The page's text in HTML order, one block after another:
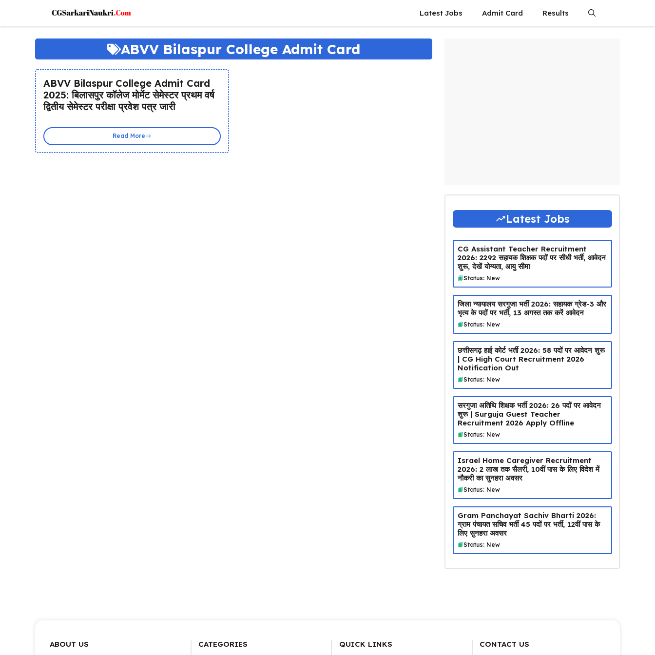
content
Latest Jobs Admit Card Results
ABVV Bilaspur College Admit Card
ABVV Bilaspur College Admit Card
2025: बिलासपुर कॉलेज मोमेंट सेमेस्टर प्रथम वर्ष
द्वितीय सेमेस्टर परीक्षा प्रवेश पत्र जारी
Read More
Latest Jobs
CG Assistant Teacher Recruitment
2026: 2292 सहायक शिक्षक पदों पर सीधी भर्ती, आवेदन
शुरू, देखें योग्यता, आयु सीमा
Status: New
जिला न्यायालय सरगुजा भर्ती 2026: सहायक ग्रेड-3 और
भृत्य के पदों पर भर्ती, 13 अगस्त तक करें आवेदन
Status: New
छत्तीसगढ़ हाई कोर्ट भर्ती 2026: 58 पदों पर आवेदन शुरू
| CG High Court Recruitment 2026
Notification Out
Status: New
सरगुजा अतिथि शिक्षक भर्ती 2026: 26 पदों पर आवेदन
शुरू | Surguja Guest Teacher
Recruitment 2026 Apply Offline
Status: New
Israel Home Caregiver Recruitment
2026: ₹2 लाख तक सैलरी, 10वीं पास के लिए विदेश में
नौकरी का सुनहरा अवसर
Status: New
Gram Panchayat Sachiv Bharti 2026:
ग्राम पंचायत सचिव भर्ती 45 पदों पर भर्ती, 12वीं पास के
लिए सुनहरा अवसर
Status: New
ABOUT US CATEGORIES QUICK LINKS CONTACT US